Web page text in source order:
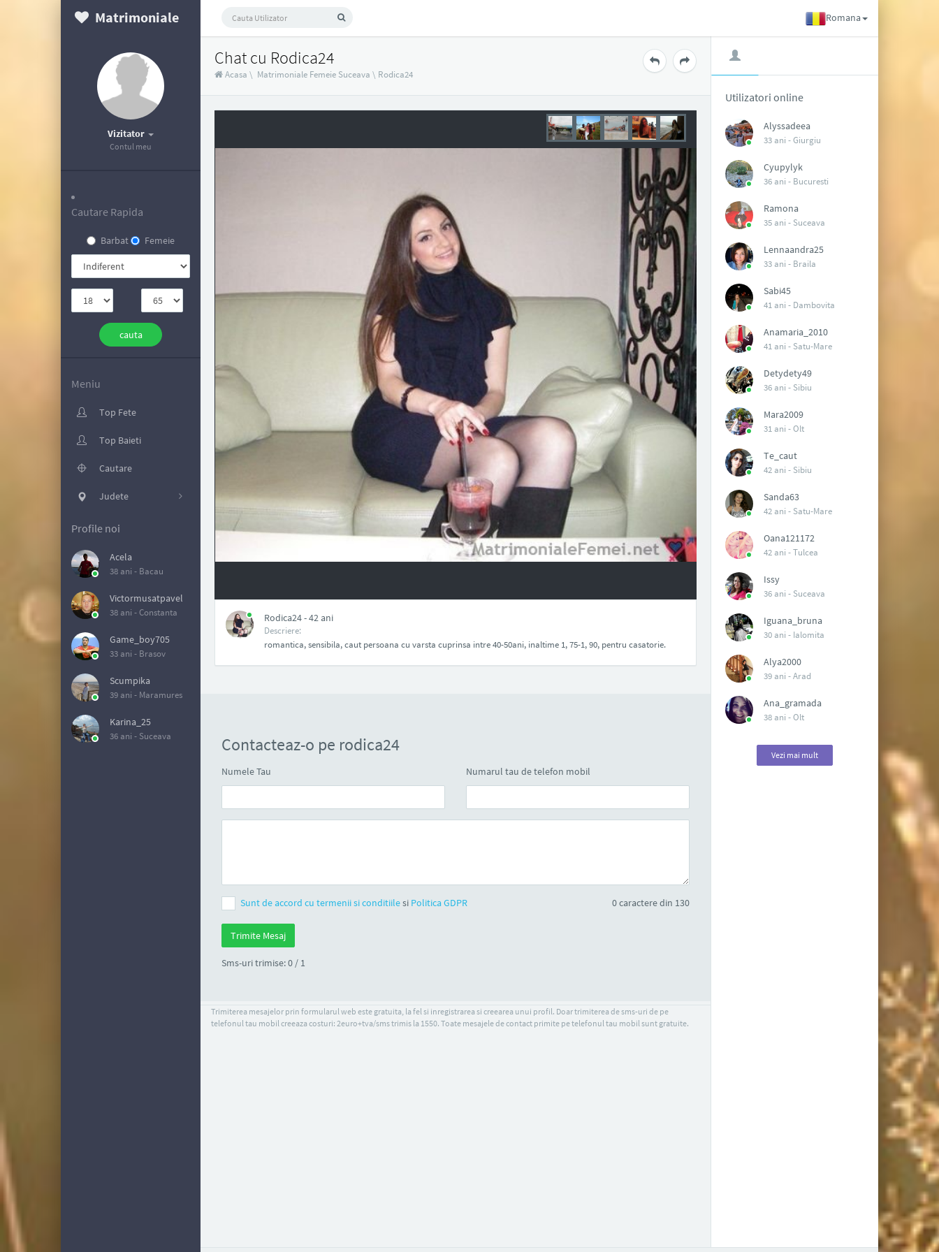
Matrimoniale Romana
Vizitator
Contul meu
Cautare Rapida
Barbat Femeie
Meniu
Top Fete
Top Baieti
Cautare
Judete
Profile noi
Acela
38 ani - Bacau
Victormusatpavel
38 ani -Constanta
Game_boy705
33 ani - Brasov
Scumpika
39 ani - Maramures
Karina_25
36 ani - Suceava
Chat cu Rodica24
Acasa \ Matrimoniale Femeie Suceava \ Rodica24
Rodica24 - 42 ani
Descriere:
romantica, sensibila, caut persoana cu varsta cuprinsa intre 40-50ani, inaltime 1, 75-1, 90, pentru casatorie.
Contacteaz-o pe rodica24
Numele Tau Numarul tau de telefon mobil
Sunt de accord cu termenii si conditiilesi Politica GDPR 0caractere din 130
Sms-uri trimise: 0 / 1
Trimiterea mesajelor prin formularul web este gratuita, la fel si inregistrarea si creearea unui profil. Doar trimiterea de sms-uri de pe
telefonul tau mobil creeaza costuri: 2euro+tva/sms trimis la 1550. Toate mesajele de contact primite pe telefonul tau mobil sunt gratuite.
Utilizatori online
Alyssadeea
33 ani -Giurgiu
Cyupylyk
36 ani - Bucuresti
Ramona
35 ani - Suceava
Lennaandra25
33 ani - Braila
Sabi45
41 ani - Dambovita
Anamaria_2010
41 ani - Satu-Mare
Detydety49
36 ani - Sibiu
Mara2009
31 ani -Olt
Te_caut
42 ani - Sibiu
Sanda63
42 ani - Satu-Mare
Oana121172
42 ani -Tulcea
Issy
36 ani - Suceava
Iguana_bruna
30 ani - Ialomita
Alya2000
39 ani -Arad
Ana_gramada
38 ani -Olt
Vezi mai mult